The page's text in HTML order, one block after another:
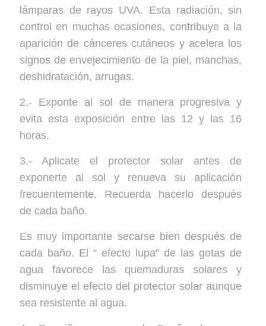
lámparas de rayos UVA. Esta radiación, sin
control en muchas ocasiones, contribuye a la
aparición de cánceres cutáneos y acelera los
signos de envejecimiento de la piel, manchas,
deshidratación, arrugas.
2.- Exponte al sol de manera progresiva y
evita esta exposición entre las 12 y las 16
horas.
3.- Aplicate el protector solar antes de
exponerte al sol y renueva su aplicación
frecuentemente. Recuerda hacerlo después
de cada baño.
Es muy importante secarse bien después de
cada baño. El “ efecto lupa” de las gotas de
agua favorece las quemaduras solares y
disminuye el efecto del protector solar aunque
sea resistente al agua.